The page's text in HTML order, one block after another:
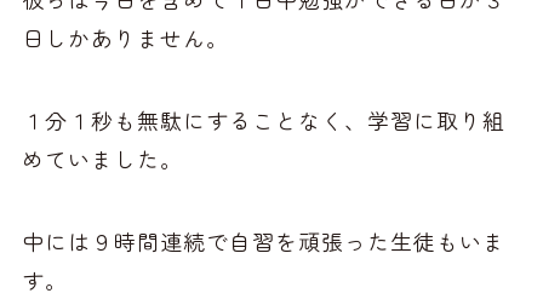
日しかありません。
１分１秒も無駄にすることなく、学習に取り組
めていました。
中には９時間連続で自習を頑張った生徒もいま
す。